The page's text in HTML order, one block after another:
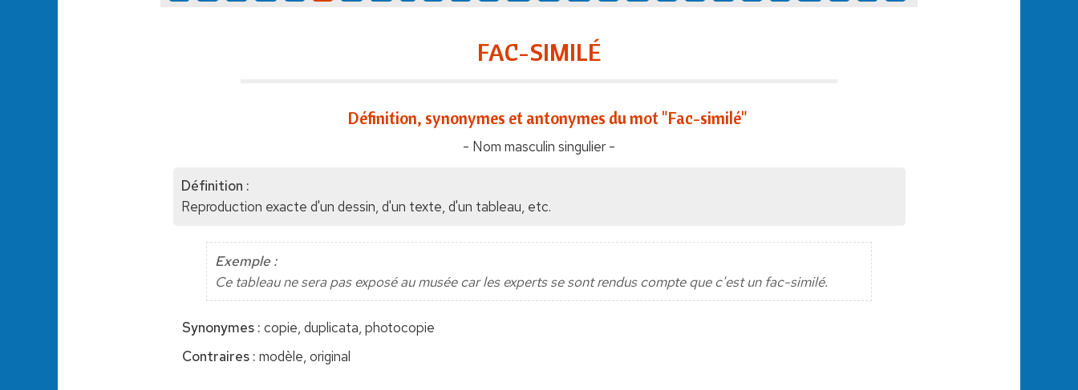
FAC-SIMILÉ
Définition, synonymes et antonymes du mot "Fac-similé"
- Nom masculin singulier -
Définition :
Reproduction exacte d'un dessin, d'un texte, d'un tableau, etc.
Exemple :
Ce tableau ne sera pas exposé au musée car les experts se sont rendus compte que c'est un fac-similé.
Synonymes : copie, duplicata, photocopie
Contraires : modèle, original